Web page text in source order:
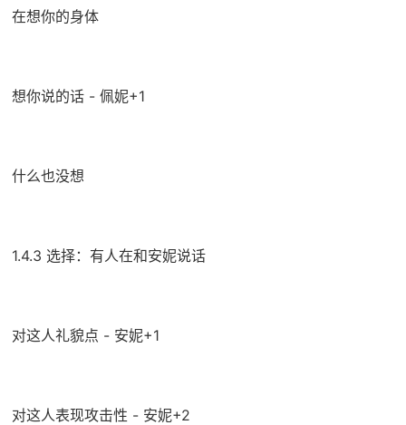
在想你的身体
想你说的话 - 佩妮+1
什么也没想
1.4.3 选择：有人在和安妮说话
对这人礼貌点 - 安妮+1
对这人表现攻击性 - 安妮+2